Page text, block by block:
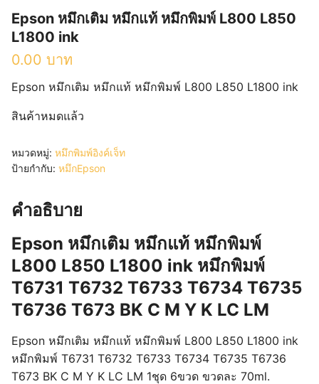
Epson หมึกเติม หมึกแท้ หมึกพิมพ์ L800 L850
L1800 ink
0.00 บาท
Epson หมึกเติม หมึกแท้ หมึกพิมพ์ L800 L850 L1800 ink
สินค้าหมดแล้ว
หมวดหมู่: หมึกพิมพ์อิงค์เจ็ท
ป้ายกำกับ: หมึกEpson
คำอธิบาย
Epson หมึกเติม หมึกแท้ หมึกพิมพ์
L800 L850 L1800 ink หมึกพิมพ์
T6731 T6732 T6733 T6734 T6735
T6736 T673 BK C M Y K LC LM
Epson หมึกเติม หมึกแท้ หมึกพิมพ์ L800 L850 L1800 ink
หมึกพิมพ์ T6731 T6732 T6733 T6734 T6735 T6736
T673 BK C M Y K LC LM 1ชุด 6ขวด ขวดละ 70ml.